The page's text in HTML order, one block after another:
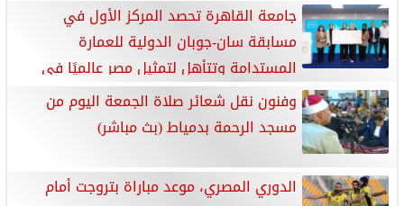
جامعة القاهرة تحصد المركز الأول في
مسابقة سان-جوبان الدولية للعمارة
المستدامة وتتأهل لتمثيل مصر عالميًا في
صربيا
وفنون نقل شعائر صلاة الجمعة اليوم من
مسجد الرحمة بدمياط (بث مباشر)
الدوري المصري، موعد مباراة بتروجت أمام